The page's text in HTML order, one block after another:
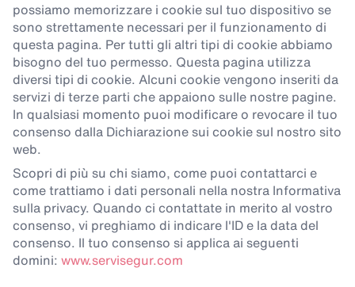
possiamo memorizzare i cookie sul tuo dispositivo se
sono strettamente necessari per il funzionamento di
questa pagina. Per tutti gli altri tipi di cookie abbiamo
bisogno del tuo permesso. Questa pagina utilizza
diversi tipi di cookie. Alcuni cookie vengono inseriti da
servizi di terze parti che appaiono sulle nostre pagine.
In qualsiasi momento puoi modificare o revocare il tuo
consenso dalla Dichiarazione sui cookie sul nostro sito
web.
Scopri di più su chi siamo, come puoi contattarci e
come trattiamo i dati personali nella nostra Informativa
sulla privacy. Quando ci contattate in merito al vostro
consenso, vi preghiamo di indicare l'ID e la data del
consenso. Il tuo consenso si applica ai seguenti
domini: www.servisegur.com